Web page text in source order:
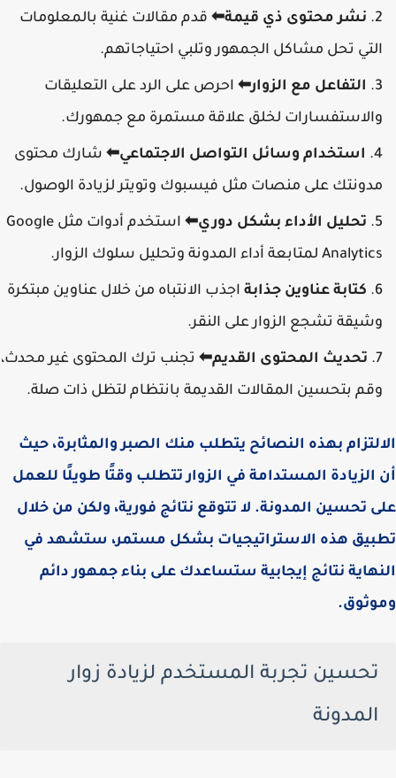
نشر محتوى ذي قيمة⬅ قدم مقالات غنية بالمعلومات
التي تحل مشاكل الجمهور وتلبي احتياجاتهم.
التفاعل مع الزوار⬅ احرص على الرد على التعليقات
والاستفسارات لخلق علاقة مستمرة مع جمهورك.
استخدام وسائل التواصل الاجتماعي⬅ شارك محتوى
مدونتك على منصات مثل فيسبوك وتويتر لزيادة الوصول.
تحليل الأداء بشكل دوري⬅
استخدم أدوات مثل Google
Analytics لمتابعة أداء المدونة وتحليل سلوك الزوار.
كتابة عناوين جذابة اجذب الانتباه من خلال عناوين مبتكرة
وشيقة تشجع الزوار على النقر.
تحديث المحتوى القديم⬅ تجنب ترك المحتوى غير محدث،
وقم بتحسين المقالات القديمة بانتظام لتظل ذات صلة.
الالتزام بهذه النصائح يتطلب منك الصبر والمثابرة، حيث
أن الزيادة المستدامة في الزوار تتطلب وقتًا طويلًا للعمل
على تحسين المدونة. لا تتوقع نتائج فورية، ولكن من خلال
تطبيق هذه الاستراتيجيات بشكل مستمر، ستشهد في
النهاية نتائج إيجابية ستساعدك على بناء جمهور دائم
وموثوق.
تحسين تجربة المستخدم لزيادة زوار
المدونة